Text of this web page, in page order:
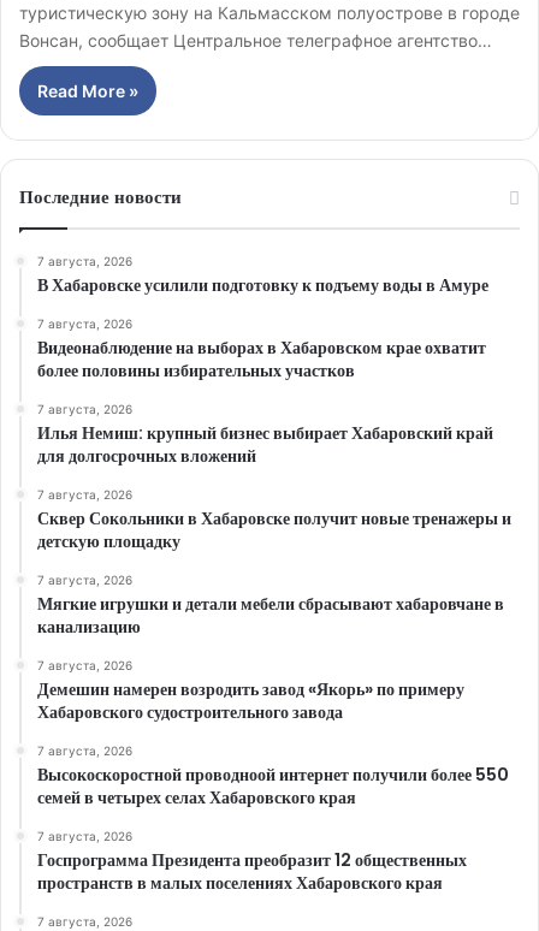
туристическую зону на Кальмасском полуострове в городе
Вонсан, сообщает Центральное телеграфное агентство…
Read More »
Последние новости
7 августа, 2026
В Хабаровске усилили подготовку к подъему воды в Амуре
7 августа, 2026
Видеонаблюдение на выборах в Хабаровском крае охватит
более половины избирательных участков
7 августа, 2026
Илья Немиш: крупный бизнес выбирает Хабаровский край
для долгосрочных вложений
7 августа, 2026
Сквер Сокольники в Хабаровске получит новые тренажеры и
детскую площадку
7 августа, 2026
Мягкие игрушки и детали мебели сбрасывают хабаровчане в
канализацию
7 августа, 2026
Демешин намерен возродить завод «Якорь» по примеру
Хабаровского судостроительного завода
7 августа, 2026
Высокоскоростной проводноой интернет получили более 550
семей в четырех селах Хабаровского края
7 августа, 2026
Госпрограмма Президента преобразит 12 общественных
пространств в малых поселениях Хабаровского края
7 августа, 2026